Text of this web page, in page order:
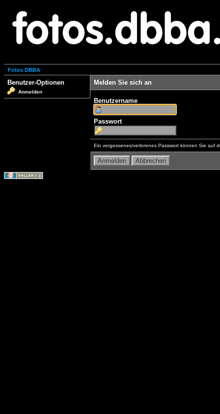
Fotos DBBA
Benutzer-Optionen
Anmelden
Melden Sie sich an
Benutzername
Passwort
Ein vergessenes/verlorenes Passwort können Sie auf